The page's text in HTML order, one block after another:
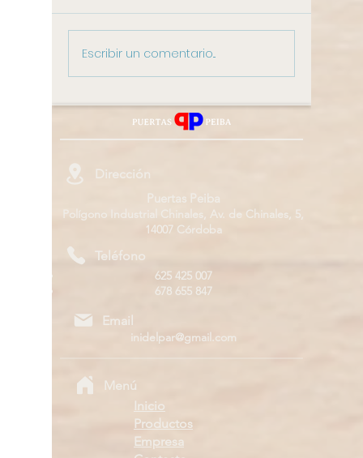
Pasos para la
restauración de
puertas antiguas
de tu
Escribir un comentario...
Dirección
Teléfono
Email
Puertas Peiba
Polígono Industrial Chinales, Av. de Chinales, 5,
14007 Córdoba
625 425 007
678 655 847
inidelpar@gmail.com
Inicio
Productos
Empresa
Menú